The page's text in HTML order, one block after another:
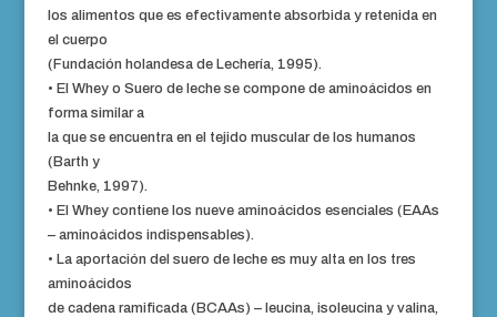
los alimentos que es efectivamente absorbida y retenida en
el cuerpo
(Fundación holandesa de Lechería, 1995).
• El Whey o Suero de leche se compone de aminoácidos en
forma similar a
la que se encuentra en el tejido muscular de los humanos
(Barth y
Behnke, 1997).
• El Whey contiene los nueve aminoácidos esenciales (EAAs
– aminoácidos indispensables).
• La aportación del suero de leche es muy alta en los tres
aminoácidos
de cadena ramificada (BCAAs) – leucina, isoleucina y valina,